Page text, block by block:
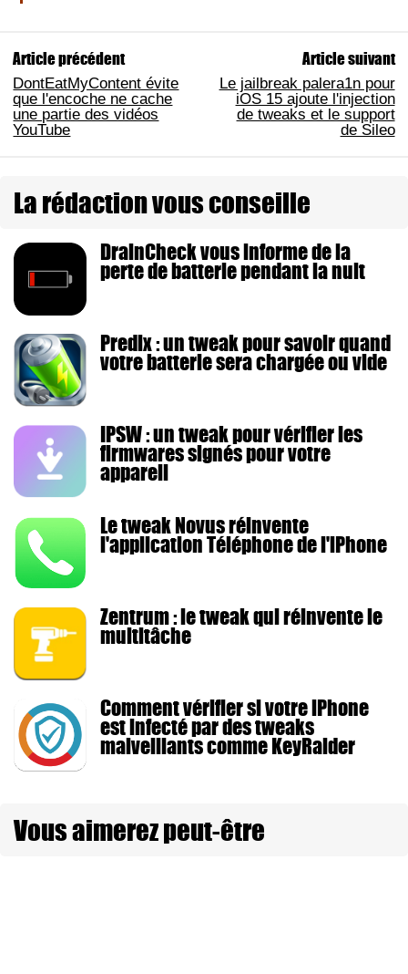
Article précédent
DontEatMyContent évite
que l'encoche ne cache
une partie des vidéos
YouTube
Article suivant
Le jailbreak palera1n pour
iOS 15 ajoute l'injection
de tweaks et le support
de Sileo
La rédaction vous conseille
DrainCheck vous informe de la
perte de batterie pendant la nuit
Predix : un tweak pour savoir quand
votre batterie sera chargée ou vide
IPSW : un tweak pour vérifier les
firmwares signés pour votre
appareil
Le tweak Novus réinvente
l'application Téléphone de l'iPhone
Zentrum : le tweak qui réinvente le
multitâche
Comment vérifier si votre iPhone
est infecté par des tweaks
malveillants comme KeyRaider
Vous aimerez peut-être